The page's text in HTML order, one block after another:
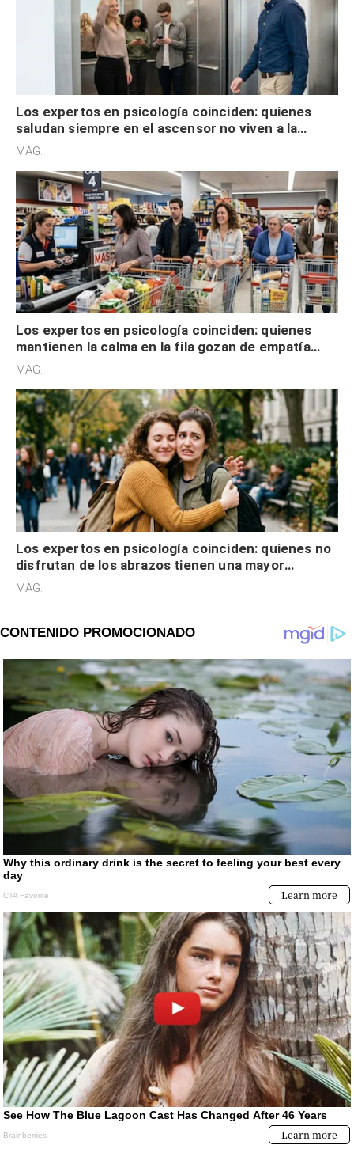
Los expertos en psicología coinciden: quienes
saludan siempre en el ascensor no viven a la
defensiva y tienen apertura social
MAG.
Los expertos en psicología coinciden: quienes
mantienen la calma en la fila gozan de empatía
cognitiva, gratitud y no solo tienen autocontrol
MAG.
Los expertos en psicología coinciden: quienes no
disfrutan de los abrazos tienen una mayor
sensibilidad a los estímulos físicos y no es por
MAG.